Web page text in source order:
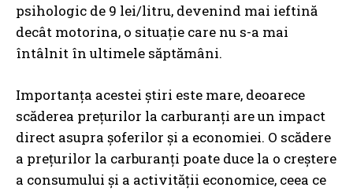
psihologic de 9 lei/litru, devenind mai ieftină
decât motorina, o situație care nu s-a mai
întâlnit în ultimele săptămâni.
Importanța acestei știri este mare, deoarece
scăderea prețurilor la carburanți are un impact
direct asupra șoferilor și a economiei. O scădere
a prețurilor la carburanți poate duce la o creștere
a consumului și a activității economice, ceea ce